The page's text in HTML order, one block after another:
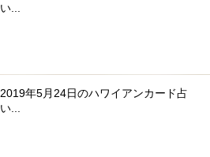
い...
2019年5月24日のハワイアンカード占
い...